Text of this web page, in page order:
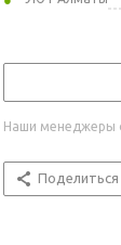
Наши менеджеры
Поделиться